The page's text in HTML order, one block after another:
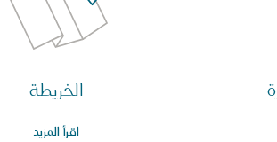
الخريطة
اقرأ المزيد